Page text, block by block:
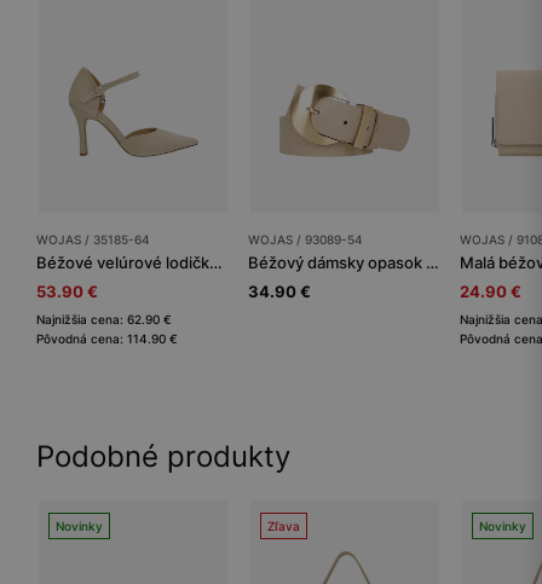
WOJAS / 35185-64
Béžové velúrové lodičky na ihle
53.90 €
Najnižšia cena: 62.90 €
Pôvodná cena: 114.90 €
WOJAS / 93089-54
Béžový dámsky opasok s veľkou zlatou prackou
34.90 €
WOJAS /
24.90 €
Najnižšia
Pôvodná
Podobné produkty
Novinky Zľava Novinky